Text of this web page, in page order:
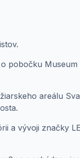
pobočku
areálu
a vývoji značky